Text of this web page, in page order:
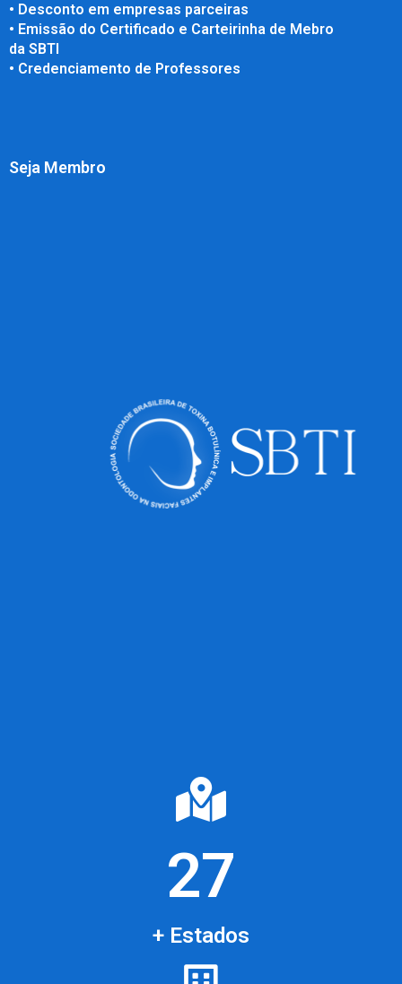
• Desconto em empresas parceiras
• Emissão do Certificado e Carteirinha de Mebro
da SBTI
• Credenciamento de Professores
Seja Membro
27
+ Estados